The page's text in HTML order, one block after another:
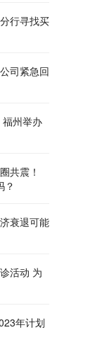
行寻找买
司紧急回
州举办
共震！
？
衰退可能
活动 为
年计划